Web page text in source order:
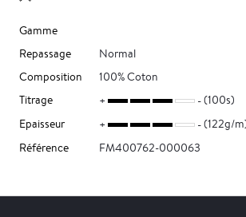
Gamme
Repassage
Normal
Composition
100% Coton
Titrage
(100s)
Epaisseur
(122g/
Référence
FM400762-000063